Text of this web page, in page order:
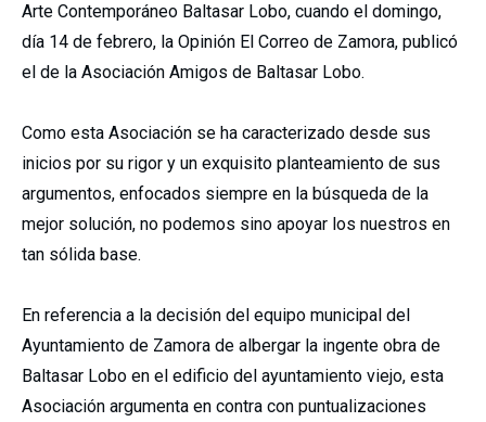
Arte Contemporáneo Baltasar Lobo, cuando el domingo,
día 14 de febrero, la Opinión El Correo de Zamora, publicó
el de la Asociación Amigos de Baltasar Lobo.
Como esta Asociación se ha caracterizado desde sus
inicios por su rigor y un exquisito planteamiento de sus
argumentos, enfocados siempre en la búsqueda de la
mejor solución, no podemos sino apoyar los nuestros en
tan sólida base.
En referencia a la decisión del equipo municipal del
Ayuntamiento de Zamora de albergar la ingente obra de
Baltasar Lobo en el edificio del ayuntamiento viejo, esta
Asociación argumenta en contra con puntualizaciones